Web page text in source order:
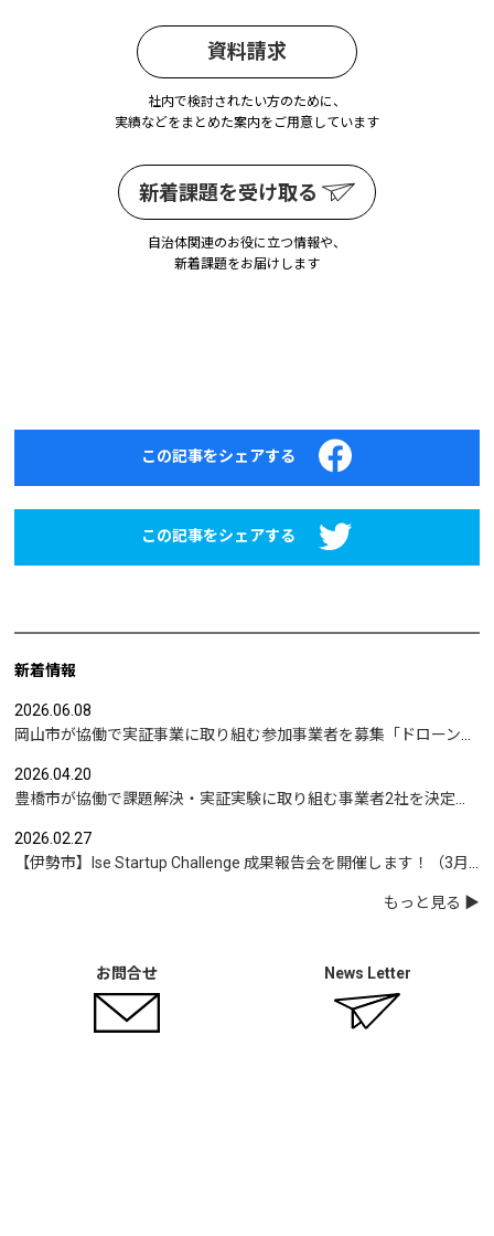
資料請求
社内で検討されたい方のために、
実績などをまとめた案内をご用意しています
新着課題を受け取る
自治体関連のお役に立つ情報や、
新着課題をお届けします
この記事をシェアする
この記事をシェアする
新着情報
2026.06.08
岡山市が協働で実証事業に取り組む参加事業者を募集「ドローンを活用した沿岸部への避難情報伝達の検証」など
2026.04.20
豊橋市が協働で課題解決・実証実験に取り組む事業者2社を決定｜実証テーマは「地域包括支援センターの業務マニュアル整備」と「給食注文管理のシステム化」
2026.02.27
【伊勢市】Ise Startup Challenge 成果報告会を開催します！（3月19日開催）
もっと見る
お問合せ News Letter